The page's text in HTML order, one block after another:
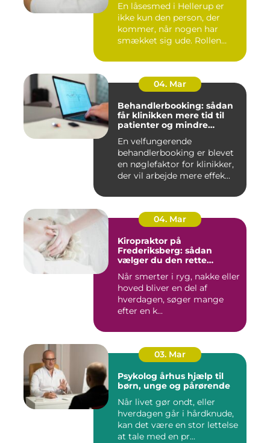
En låsesmed i Hellerup er
ikke kun den person, der
kommer, når nogen har
smækket sig ude. Rollen
04. Mar
Behandlerbooking: sådan
får klinikken mere tid til
patienter og mindre
En velfungerende
behandlerbooking er blevet
en nøglefaktor for klinikker,
der vil arbejde mere effek...
04. Mar
Kiropraktor på
Frederiksberg: sådan
vælger du den rette
Når smerter i ryg, nakke eller
hoved bliver en del af
hverdagen, søger mange
efter en k...
03. Mar
Psykolog århus hjælp til
børn, unge og pårørende
Når livet gør ondt, eller
hverdagen går i hårdknude,
kan det være en stor lettelse
at tale med en pr...